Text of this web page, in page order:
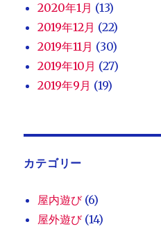
2020年1月 (13)
2019年12月 (22)
2019年11月 (30)
2019年10月 (27)
2019年9月 (19)
カテゴリー
屋内遊び(6)
屋外遊び(14)